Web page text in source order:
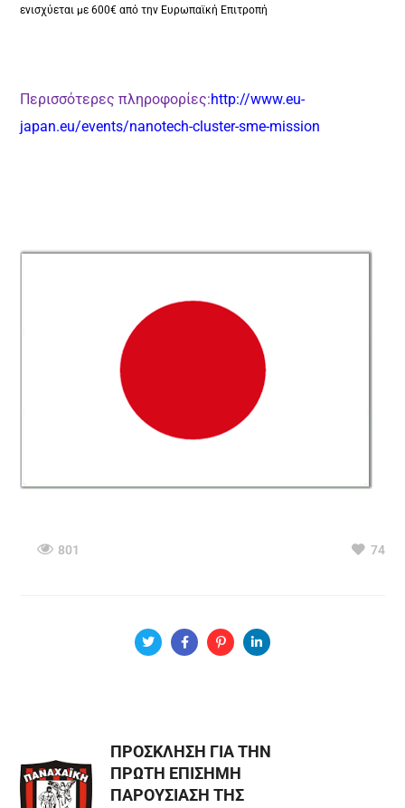
ενισχύεται με 600€ από την Ευρωπαϊκή Επιτροπή
Περισσότερες πληροφορίες:http://www.eu-
japan.eu/events/nanotech-cluster-sme-mission
801 74
ΠΡΟΣΚΛΗΣΗ ΓΙΑ ΤΗΝ
ΠΡΩΤΗ ΕΠΙΣΗΜΗ
ΠΑΡΟΥΣΙΑΣΗ ΤΗΣ